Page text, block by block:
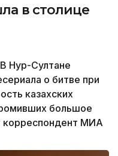
в столице
Нур-Султане
о битве при
казахских
большое
корреспондент МИА